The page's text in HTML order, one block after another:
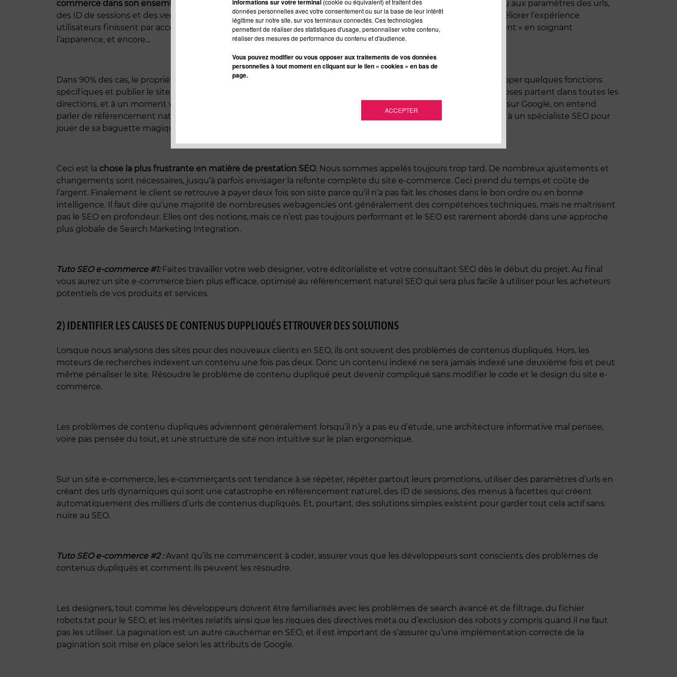
informations sur votre terminal
données personnelles avec votre consentement ou sur la base de leur intérêt
légitime sur notre site, sur vos terminaux connectés. Ces technologies
permettent de réaliser des statistiques d'usage, personnaliser votre contenu,
réaliser des mesures de performance du contenu et d'audience.
Vous pouvez modifier ou vous opposer aux traitements de vos données
personnelles à tout moment en cliquant sur le lien « cookies » en bas de
page.
ACCEPTER
commerce dans son ensemble envers les sites concurrents. Il y a du contenu dupliqué partout et redondant, du aux paramètres des urls,
des ID de sessions et des versions imprimables. Un filtrage avancé et des fonctions de recherche, supposés améliorer l’expérience
utilisateurs finissent par accentuer les problèmes. Non, vraiment, en matière de e-commerce la plupart « bricolent » en soignant
l’apparence, et encore…
Dans 90% des cas, le propriétaire du site e-commerce fait appel à une Web Agency pour créer le design, développer quelques fonctions
spécifiques et publier le site tout neuf – bien avant que le projet e-commerce soit lui-même finalisé. Puis les choses partent dans toutes les
directions, et à un moment vers la fin du projet on cherche à savoir comment positionner son site e-commerce sur Google, on entend
parler de référencement naturel et de SEO qui attirent du trafic qualifié vers le site, et on se décide à faire appel à un spécialiste SEO pour
jouer de sa baguette magique afin d’optimiser le site au référencement naturel.
Ceci est la chose la plus frustrante en matière de prestation SEO. Nous sommes appelés toujours trop tard. De nombreux ajustements et
changements sont nécessaires, jusqu’à parfois envisager la refonte complète du site e-commerce. Ceci prend du temps et coûte de
l’argent. Finalement le client se retrouve à payer deux fois son siste parce qu’il n’a pas fait les choses dans le bon ordre ou en bonne
intelligence. Il faut dire qu’une majorité de nombreuses webagencies ont généralement des compétences techniques, mais ne maîtrisent
pas le SEO en profondeur. Elles ont des notions, mais ce n’est pas toujours performant et le SEO est rarement abordé dans une approche
plus globale de Search Marketing Integration.
Tuto SEO e-commerce #1:Faites travailler votre web designer, votre éditorialiste et votre consultant SEO dès le début du projet. Au final
vous aurez un site e-commerce bien plus efficace, optimisé au référencement naturel SEO qui sera plus facile à utiliser pour les acheteurs
potentiels de vos produits et services.
2) IDENTIFIER LES CAUSES DE CONTENUS DUPPLIQUÉS ET TROUVER DES SOLUTIONS
Lorsque nous analysons des sites pour des nouveaux clients en SEO, ils ont souvent des problèmes de contenus dupliqués. Hors, les
moteurs de recherches indexent un contenu une fois pas deux. Donc un contenu indexé ne sera jamais indexé une deuxième fois et peut
même pénaliser le site. Résoudre le problème de contenu dupliqué peut devenir compliqué sans modifier le code et le design du site e-
commerce.
Les problèmes de contenu dupliqués adviennent généralement lorsqu’il n’y a pas eu d’étude, une architecture informative mal pensée,
voire pas pensée du tout, et une structure de site non intuitive sur le plan ergonomique.
Sur un site e-commerce, les e-commerçants ont tendance à se répéter, répéter partout leurs promotions, utiliser des paramètres d’urls en
créant des urls dynamiques qui sont une catastrophe en référencement naturel, des ID de sessions, des menus à facettes qui créent
automatiquement des milliers d’urls de contenus dupliqués. Et, pourtant, des solutions simples existent pour garder tout cela actif sans
nuire au SEO.
Tuto SEO e-commerce #2 :Avant qu’ils ne commencent à coder, assurer vous que les développeurs sont conscients des problèmes de
contenus dupliqués et comment ils peuvent les résoudre.
Les designers, tout comme les développeurs doivent être familiarisés avec les problèmes de search avancé et de filtrage, du fichier
robots.txt pour le SEO, et les mérites relatifs ainsi que les risques des directives méta ou d’exclusion des robots y compris quand il ne faut
pas les utiliser. La pagination est un autre cauchemar en SEO, et il est important de s’assurer qu’une implémentation correcte de la
pagination soit mise en place selon les attributs de Google.